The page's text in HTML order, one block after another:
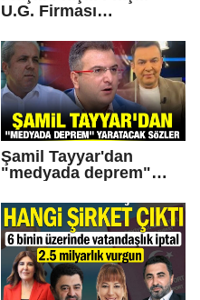
U.G. Firması
mu yaptı?
Şamil Tayyar'dan
"medyada deprem"